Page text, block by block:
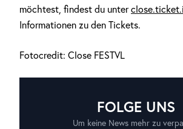
möchtest, findest du unter
Informationen zu den Tickets.
Fotocredit: Close FESTVL
FOLGE UNS
Um keine News mehr zu